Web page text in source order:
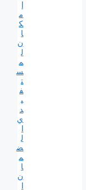
م
ك
ا
ن
ل
م
س
ت
ف
ي
د
ي
ل
ض
م
ا
ن